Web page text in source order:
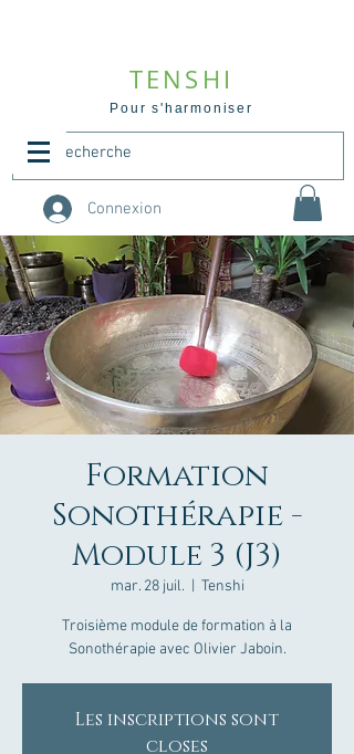
TENSHI
Pour s'harmoniser
Connexion
Formation
Sonothérapie -
Module 3 (J3)
mar. 28 juil.
  |
Tenshi
Troisième module de formation à la
Sonothérapie avec Olivier Jaboin.
Les inscriptions sont
closes